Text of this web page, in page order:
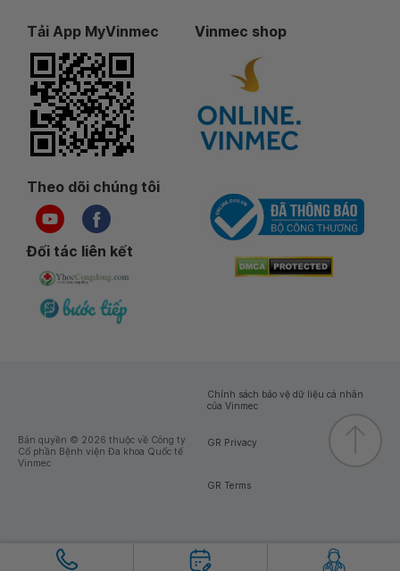
Tải App MyVinmec Vinmec shop
Theo dõi chúng tôi
Đối tác liên kết
Bản quyền © 2026 thuộc về Công ty
Cổ phần Bệnh viện Đa khoa Quốc tế
Vinmec
Chính sách bảo vệ dữ liệu cá nhân
của Vinmec
GR Privacy
GR Terms